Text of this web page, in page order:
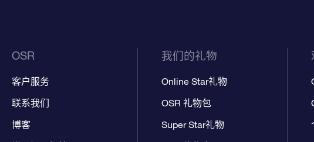
OSR
客户服务
联系我们
博客
我们的礼物
Online Star礼物
OSR 礼物包
Super Star礼物